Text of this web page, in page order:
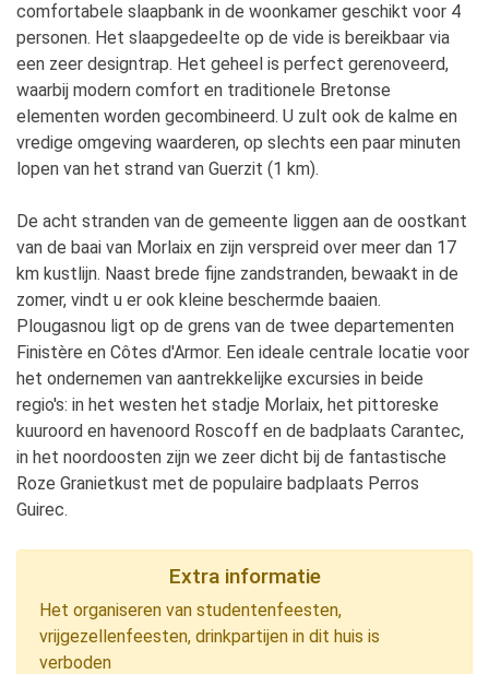
comfortabele slaapbank in de woonkamer geschikt voor 4
personen. Het slaapgedeelte op de vide is bereikbaar via
een zeer designtrap. Het geheel is perfect gerenoveerd,
waarbij modern comfort en traditionele Bretonse
elementen worden gecombineerd. U zult ook de kalme en
vredige omgeving waarderen, op slechts een paar minuten
lopen van het strand van Guerzit (1 km).
De acht stranden van de gemeente liggen aan de oostkant
van de baai van Morlaix en zijn verspreid over meer dan 17
km kustlijn. Naast brede fijne zandstranden, bewaakt in de
zomer, vindt u er ook kleine beschermde baaien.
Plougasnou ligt op de grens van de twee departementen
Finistère en Côtes d'Armor. Een ideale centrale locatie voor
het ondernemen van aantrekkelijke excursies in beide
regio's: in het westen het stadje Morlaix, het pittoreske
kuuroord en havenoord Roscoff en de badplaats Carantec,
in het noordoosten zijn we zeer dicht bij de fantastische
Roze Granietkust met de populaire badplaats Perros
Guirec.
Extra informatie
Het organiseren van studentenfeesten,
vrijgezellenfeesten, drinkpartijen in dit huis is
verboden